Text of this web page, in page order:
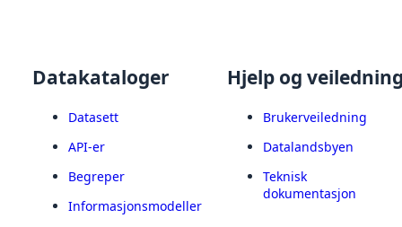
Datakataloger
Datasett
API-er
Begreper
Informasjonsmodeller
Hjelp og
Brukerveiledning
Datalandsbyen
Teknisk
dokumentasjon